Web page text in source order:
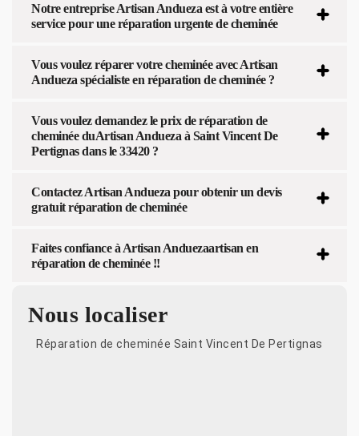
Notre entreprise Artisan Andueza est à votre entière
service pour une réparation urgente de cheminée
Vous voulez réparer votre cheminée avec Artisan
Andueza spécialiste en réparation de cheminée ?
Vous voulez demandez le prix de réparation de
cheminée duArtisan Andueza à Saint Vincent De
Pertignas dans le 33420 ?
Contactez Artisan Andueza pour obtenir un devis
gratuit réparation de cheminée
Faites confiance à Artisan Anduezaartisan en
réparation de cheminée !!
Nous localiser
Réparation de cheminée Saint Vincent De Pertignas